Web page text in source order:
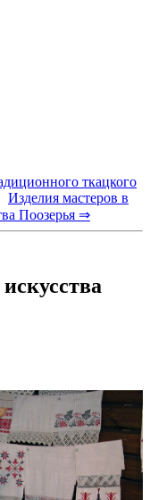
ткацкого
Изделия мастеров в
Поозерья ⇒